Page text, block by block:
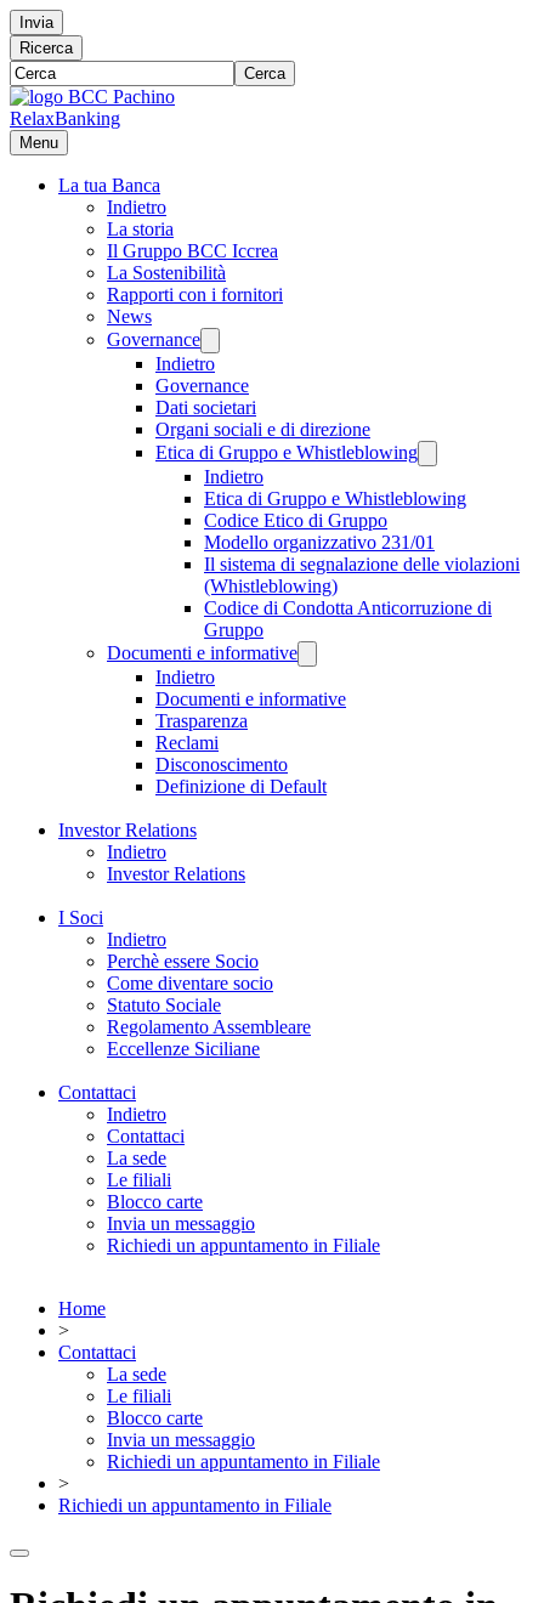
Invia
Ricerca
Cerca
RelaxBanking
Menu
La tua Banca
Indietro
La storia
Il Gruppo BCC Iccrea
La Sostenibilità
Rapporti con i fornitori
News
Governance
Indietro
Governance
Dati societari
Organi sociali e di direzione
Etica di Gruppo e Whistleblowing
Indietro
Etica di Gruppo e Whistleblowing
Codice Etico di Gruppo
Modello organizzativo 231/01
Il sistema di segnalazione delle violazioni
(Whistleblowing)
Codice di Condotta Anticorruzione di
Gruppo
Documenti e informative
Indietro
Documenti e informative
Trasparenza
Reclami
Disconoscimento
Definizione di Default
Investor Relations
Indietro
Investor Relations
I Soci
Indietro
Perchè essere Socio
Come diventare socio
Statuto Sociale
Regolamento Assembleare
Eccellenze Siciliane
Contattaci
Indietro
Contattaci
La sede
Le filiali
Blocco carte
Invia un messaggio
Richiedi un appuntamento in Filiale
Home
>
Contattaci
La sede
Le filiali
Blocco carte
Invia un messaggio
Richiedi un appuntamento in Filiale
>
Richiedi un appuntamento in Filiale